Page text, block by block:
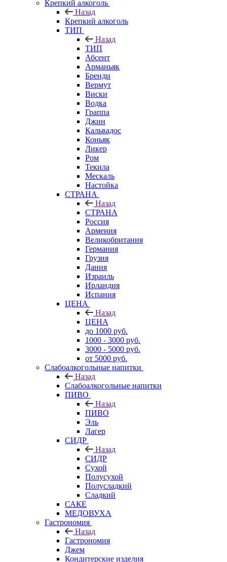
Крепкий алкоголь
Назад
Крепкий алкоголь
ТИП
Назад
ТИП
Абсент
Арманьяк
Бренди
Вермут
Виски
Водка
Граппа
Джин
Кальвадос
Коньяк
Ликер
Ром
Текила
Мескаль
Настойка
СТРАНА
Назад
СТРАНА
Россия
Армения
Великобритания
Германия
Грузия
Дания
Израиль
Ирландия
Испания
ЦЕНА
Назад
ЦЕНА
до 1000 руб.
1000 - 3000 руб.
3000 - 5000 руб.
от 5000 руб.
Слабоалкогольные напитки
Назад
Слабоалкогольные напитки
ПИВО
Назад
ПИВО
Эль
Лагер
СИДР
Назад
СИДР
Сухой
Полусухой
Полусладкий
Сладкий
САКЕ
МЕДОВУХА
Гастрономия
Назад
Гастрономия
Джем
Кондитерские изделия